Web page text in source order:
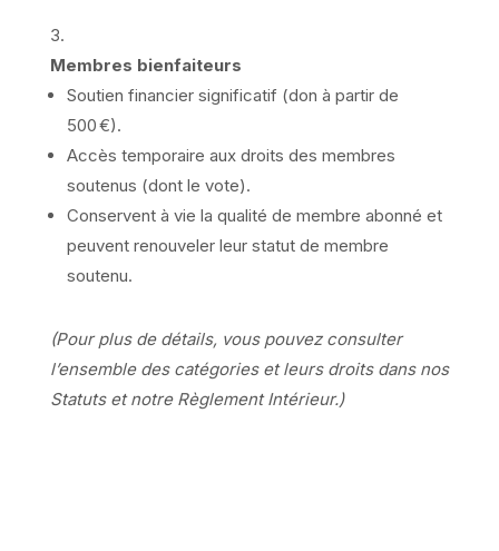
Membres bienfaiteurs
Soutien financier significatif (don à partir de
500 €).
Accès temporaire aux droits des membres
soutenus (dont le vote).
Conservent à vie la qualité de membre abonné et
peuvent renouveler leur statut de membre
soutenu.
(Pour plus de détails, vous pouvez consulter
l’ensemble des catégories et leurs droits dans nos
Statuts et notre Règlement Intérieur.)